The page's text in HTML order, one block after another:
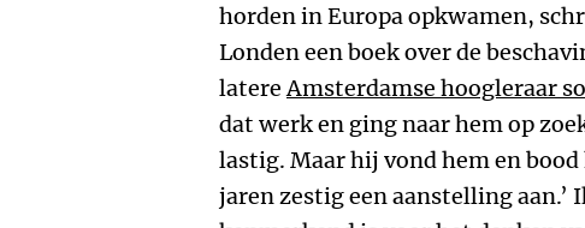
horden in Europa opkwamen,
Londen een boek over de
latereAmsterdamse hoogleraar
dat werk en ging naar hem op
lastig. Maar hij vond hem en
jaren zestig een aanstelling aan.’